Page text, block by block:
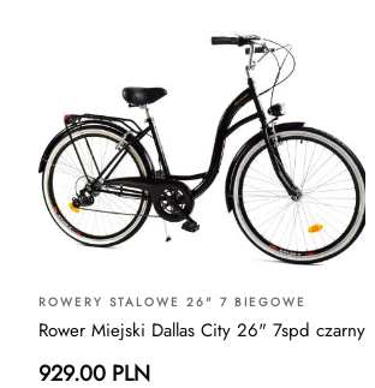
ROWERY STALOWE 26" 7 BIEGOWE
Rower Miejski Dallas City 26" 7spd czarny
929.00 PLN